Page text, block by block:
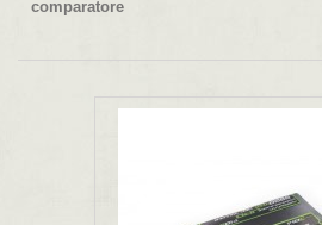
comparatore